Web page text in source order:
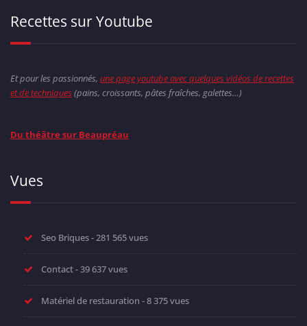
Recettes sur Youtube
Et pour les passionnés, une page youtube avec quelques vidéos de recettes
et de techniques(pains, croissants, pâtes fraîches, galettes…)
Du théâtre sur Beaupréau
Vues
Seo Briques- 281 565 vues
Contact- 39 637 vues
Matériel de restauration - 8 375 vues